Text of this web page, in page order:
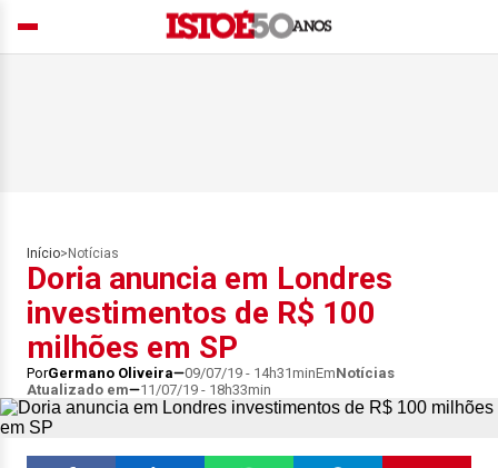
Início> Notícias
Doria anuncia em Londres
investimentos de R$ 100
milhões em SP
PorGermano Oliveira 09/07/19 - 14h31minEmNotícias
Atualizado em
11/07/19 - 18h33min